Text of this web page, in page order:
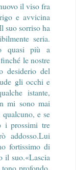
il viso fra
e avvicina
suo sorriso ha
seria.
quasi più a
le nostre
desiderio del
gli occhi e
istante,
mi sono mai
e se
i prossimi tre
addosso.Lui
fortissimo di
il suo.«Lascia